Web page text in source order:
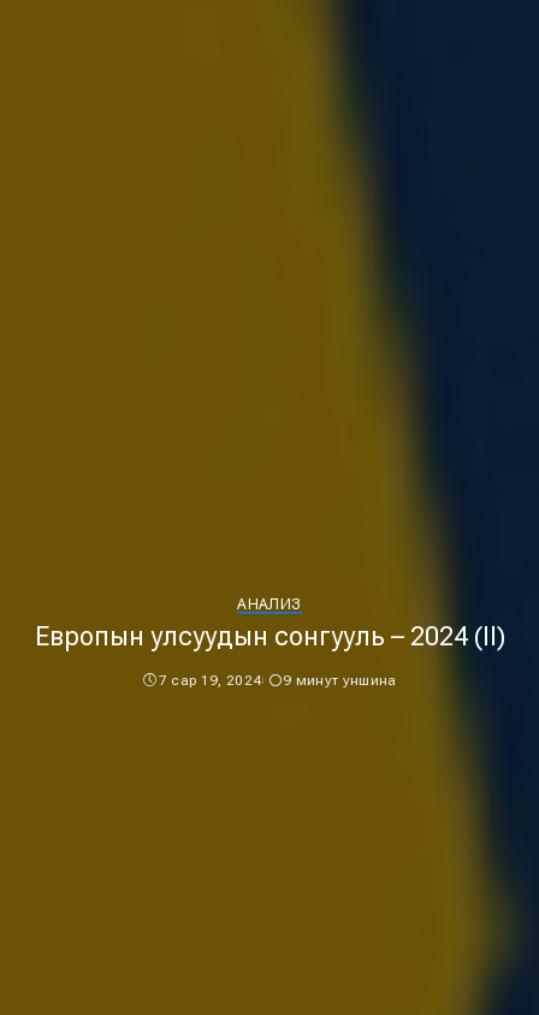
АНАЛИЗ
Европын улсуудын сонгууль – 2024 (II)
7 сар 19, 2024 9 минут уншина